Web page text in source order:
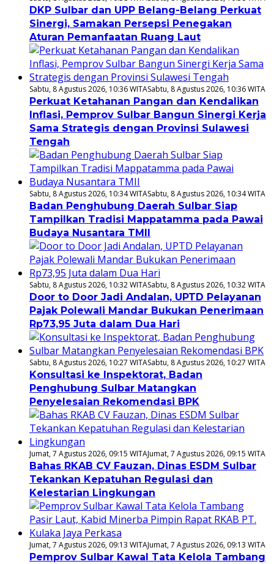
DKP Sulbar dan UPP Belang-Belang Perkuat
Sinergi, Samakan Persepsi Penegakan
Aturan Pemanfaatan Ruang Laut
Sabtu, 8 Agustus 2026, 10:36 WITASabtu, 8 Agustus 2026, 10:36 WITA
Perkuat Ketahanan Pangan dan Kendalikan
Inflasi, Pemprov Sulbar Bangun Sinergi Kerja
Sama Strategis dengan Provinsi Sulawesi
Tengah
Sabtu, 8 Agustus 2026, 10:34 WITASabtu, 8 Agustus 2026, 10:34 WITA
Badan Penghubung Daerah Sulbar Siap
Tampilkan Tradisi Mappatamma pada Pawai
Budaya Nusantara TMII
Sabtu, 8 Agustus 2026, 10:32 WITASabtu, 8 Agustus 2026, 10:32 WITA
Door to Door Jadi Andalan, UPTD Pelayanan
Pajak Polewali Mandar Bukukan Penerimaan
Rp73,95 Juta dalam Dua Hari
Sabtu, 8 Agustus 2026, 10:27 WITASabtu, 8 Agustus 2026, 10:27 WITA
Konsultasi ke Inspektorat, Badan
Penghubung Sulbar Matangkan
Penyelesaian Rekomendasi BPK
Jumat, 7 Agustus 2026, 09:15 WITAJumat, 7 Agustus 2026, 09:15 WITA
Bahas RKAB CV Fauzan, Dinas ESDM Sulbar
Tekankan Kepatuhan Regulasi dan
Kelestarian Lingkungan
Jumat, 7 Agustus 2026, 09:13 WITAJumat, 7 Agustus 2026, 09:13 WITA
Pemprov Sulbar Kawal Tata Kelola Tambang